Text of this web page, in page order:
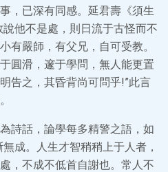
，已深有同感。延君壽《須生
他不是處，則日流于古怪而不
有嚴師，有父兄，自可受教。
圓滑，邃于學問，無人能更置
告之，其昏背尚可問乎!”此言
詩話，論學每多精警之語，如
成。人生才智稍稍上于人者，
，不成不低首自謝也。常人不